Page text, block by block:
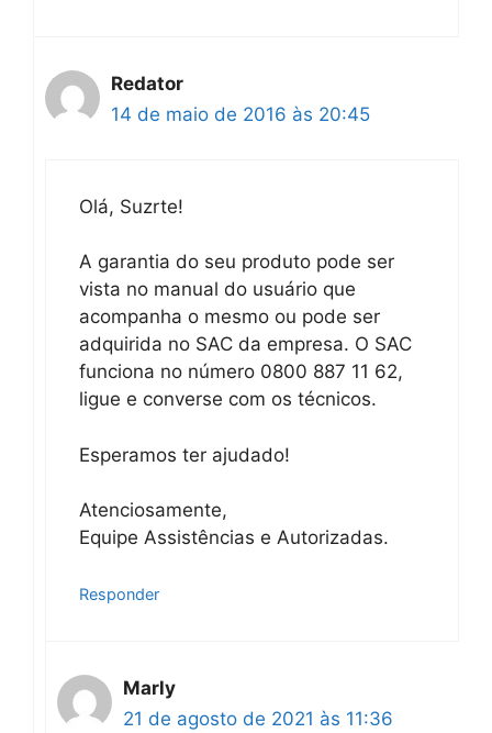
Redator
14 de maio de 2016 às 20:45
Olá, Suzrte!
A garantia do seu produto pode ser
vista no manual do usuário que
acompanha o mesmo ou pode ser
adquirida no SAC da empresa. O SAC
funciona no número 0800 887 11 62,
ligue e converse com os técnicos.
Esperamos ter ajudado!
Atenciosamente,
Equipe Assistências e Autorizadas.
Responder
Marly
21 de agosto de 2021 às 11:36